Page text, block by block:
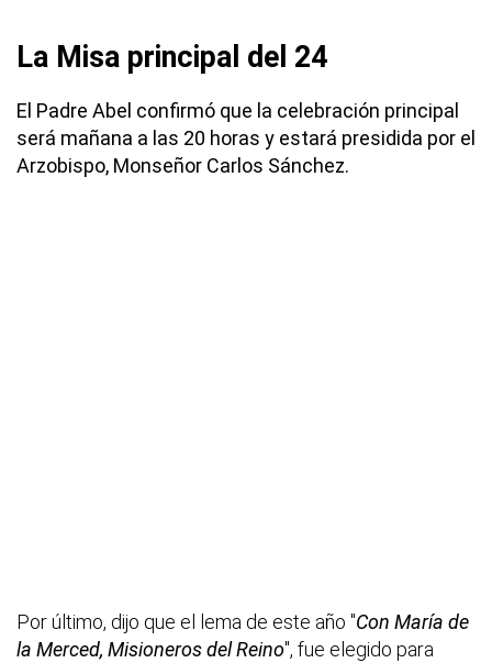
La Misa principal del 24
El Padre Abel confirmó que la celebración principal
será mañana a las 20 horas y estará presidida por el
Arzobispo, Monseñor Carlos Sánchez.
Por último, dijo que el lema de este año "Con María de
la Merced, Misioneros del Reino", fue elegido para